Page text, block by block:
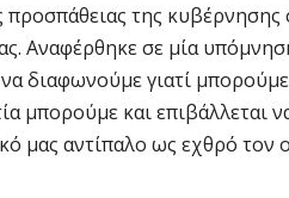
προσπάθειας της
Αναφέρθηκε σε μία
διαφωνούμε γιατί
μπορούμε και
μας αντίπαλο ως εχθρό τον